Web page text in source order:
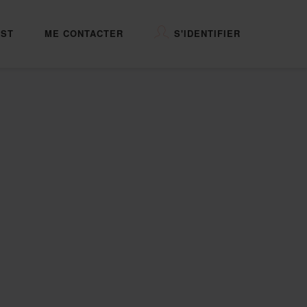
ME CONTACTER S'IDENTIFIER